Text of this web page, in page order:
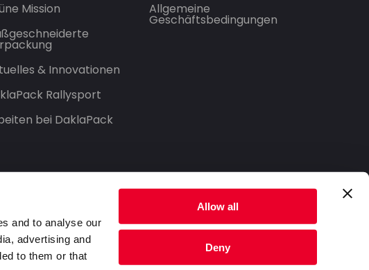
and to analyse our
advertising and
to them or that
Allow all
Deny
Mission
& Innovationen
Rallysport
bei DaklaPack
Allgemeine
Geschäftsbedingungen